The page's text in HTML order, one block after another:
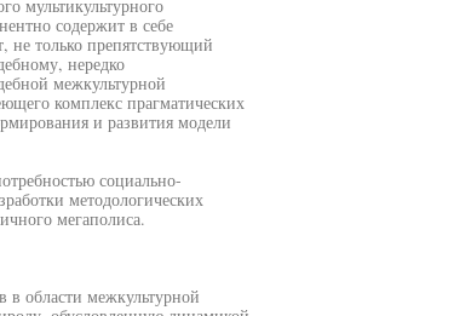
мультикультурного
содержит в себе
не только препятствующий
нередко
межкультурной
комплекс прагматических
и развития модели
социально-
методологических
мегаполиса.
области межкультурной